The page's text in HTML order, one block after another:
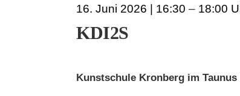
KDI2S
16. Juni 2026 | 16:30 – 18:00
Kunstschule Kronberg im Taunus